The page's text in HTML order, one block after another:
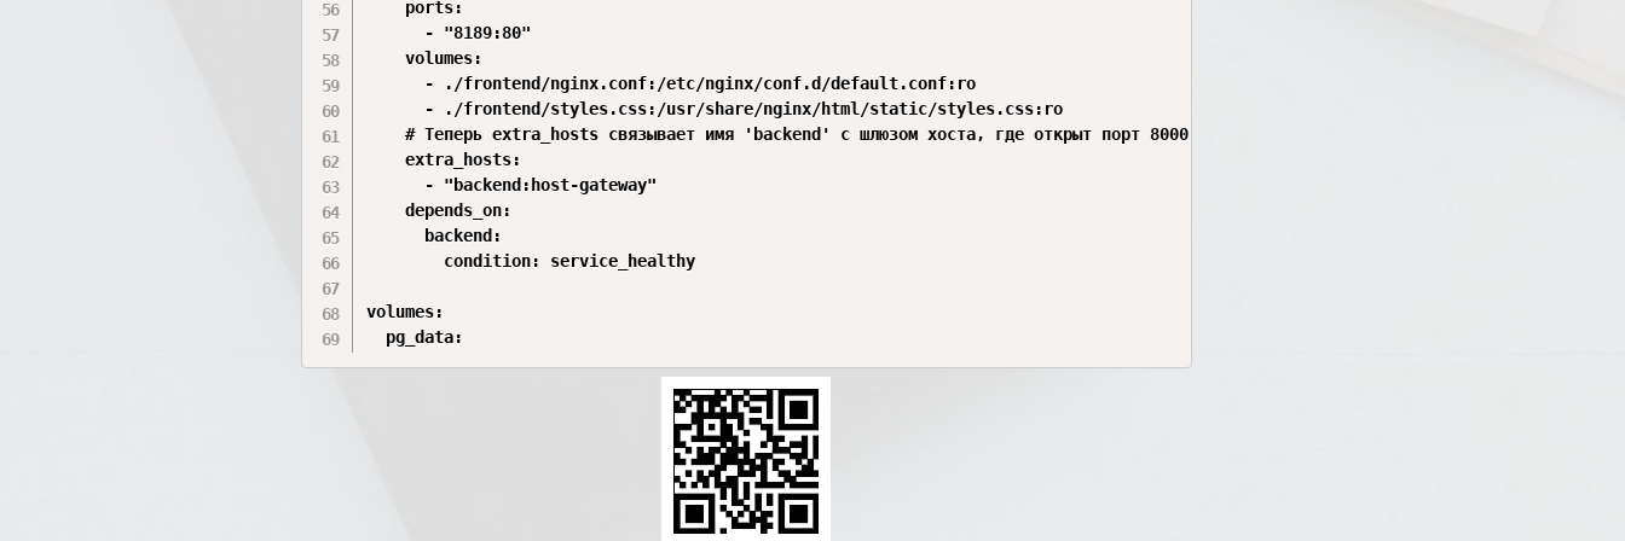
    ports:
      - "8189:80"
    volumes:
      - ./frontend/nginx.conf:/etc/nginx/conf.d/default.conf:ro
      - ./frontend/styles.css:/usr/share/nginx/html/static/styles.css:ro
    # Теперь extra_hosts связывает имя 'backend' с шлюзом хоста, где открыт порт 8000
    extra_hosts:
      - "backend:host-gateway"
    depends_on:
      backend:
        condition: service_healthy
volumes:
  pg_data: